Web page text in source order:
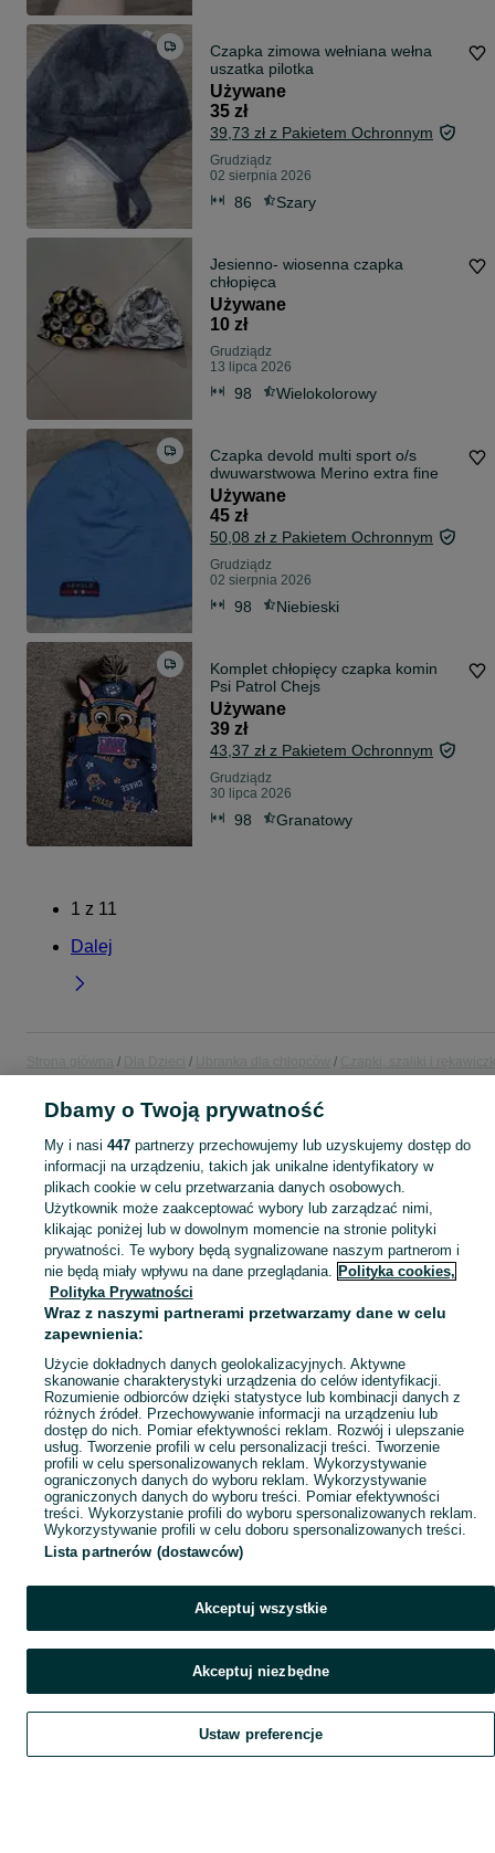
Czapka zimowa wełniana wełna
uszatka pilotka
Używane
35 zł
39,73 zł z Pakietem Ochronnym
Grudziądz
02 sierpnia 2026
86 Szary
Jesienno- wiosenna czapka
chłopięca
Używane
10 zł
Grudziądz
13 lipca 2026
98 Wielokolorowy
Czapka devold multi sport o/s
dwuwarstwowa Merino extra fine
Używane
45 zł
50,08 zł z Pakietem Ochronnym
Grudziądz
02 sierpnia 2026
98 Niebieski
Komplet chłopięcy czapka komin
Psi Patrol Chejs
Używane
39 zł
43,37 zł z Pakietem Ochronnym
Grudziądz
30 lipca 2026
98 Granatowy
1 z 11
Dalej
- Grudziądz
KATEGORIA
ubranko do chrztu dla chłopca,ubranka na roczek dla chłopca Zobacz
Mapa kategorii
Mapa miejscowości
Mapa ministron
Szukaj Obserwujesz Dodaj Czat Konto
Dbamy o Twoją prywatność
My i nasi 447partnerzy przechowujemy lub uzyskujemy dostęp do
informacji na urządzeniu, takich jak unikalne identyfikatory w
plikach cookie w celu przetwarzania danych osobowych.
Użytkownik może zaakceptować wybory lub zarządzać nimi,
klikając poniżej lub w dowolnym momencie na stronie polityki
prywatności. Te wybory będą sygnalizowane naszym partnerom i
nie będą miały wpływu na dane przeglądania. Polityka cookies,
Polityka Prywatności
Wraz z naszymi partnerami przetwarzamy dane w celu
zapewnienia:
Użycie dokładnych danych geolokalizacyjnych. Aktywne
skanowanie charakterystyki urządzenia do celów identyfikacji.
Rozumienie odbiorców dzięki statystyce lub kombinacji danych z
różnych źródeł. Przechowywanie informacji na urządzeniu lub
dostęp do nich. Pomiar efektywności reklam. Rozwój i ulepszanie
usług. Tworzenie profili w celu personalizacji treści. Tworzenie
profili w celu spersonalizowanych reklam. Wykorzystywanie
ograniczonych danych do wyboru reklam. Wykorzystywanie
ograniczonych danych do wyboru treści. Pomiar efektywności
treści. Wykorzystanie profili do wyboru spersonalizowanych reklam.
Wykorzystywanie profili w celu doboru spersonalizowanych treści.
Lista partnerów (dostawców)
Akceptuj wszystkie
Akceptuj niezbędne
Ustaw preferencje